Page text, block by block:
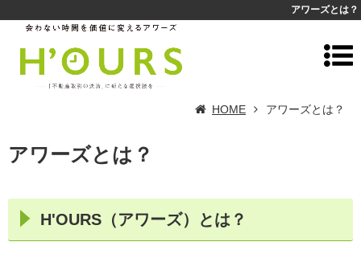
アワーズとは？
HOME アワーズとは？
アワーズとは？
H'OURS（アワーズ）とは？